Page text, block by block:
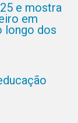
e mostra
em
longo dos